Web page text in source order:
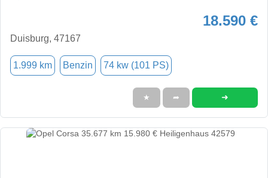
18.590 €
Duisburg, 47167
1.999 km Benzin 74 kw (101 PS)
★ ➦ ➜